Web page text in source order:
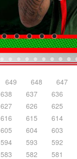
649 648 647
638 637 636
627 626 625
616 615 614
605 604 603
594 593 592
583 582 581